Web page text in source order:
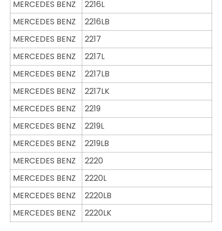
MERCEDES BENZ
2216L
MERCEDES BENZ
2216LB
MERCEDES BENZ
2217
MERCEDES BENZ
2217L
MERCEDES BENZ
2217LB
MERCEDES BENZ
2217LK
MERCEDES BENZ
2219
MERCEDES BENZ
2219L
MERCEDES BENZ
2219LB
MERCEDES BENZ
2220
MERCEDES BENZ
2220L
MERCEDES BENZ
2220LB
MERCEDES BENZ
2220LK